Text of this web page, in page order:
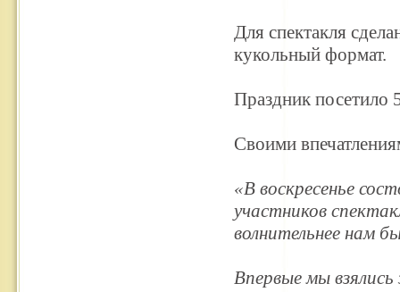
Для спектакля
кукольный формат.
Праздник посетило
Своими
«В воскресенье
участников
волнительнее нам
Впервые мы